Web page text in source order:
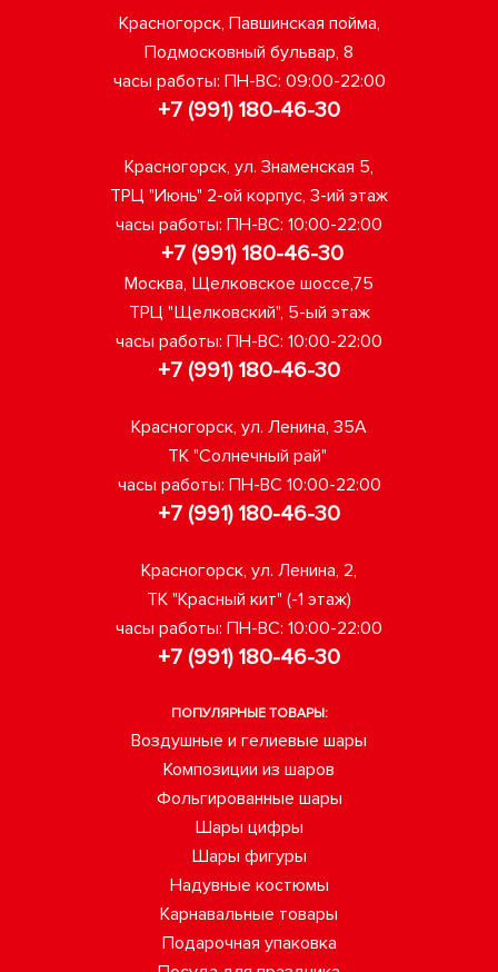
Красногорск, Павшинская пойма,
Подмосковный бульвар, 8
часы работы: ПН-ВС: 09:00-22:00
+7 (991) 180-46-30
Красногорск, ул. Знаменская 5,
ТРЦ "Июнь" 2-ой корпус, 3-ий этаж
часы работы: ПН-ВС: 10:00-22:00
+7 (991) 180-46-30
Москва, Щелковское шоссе,75
ТРЦ "Щелковский", 5-ый этаж
часы работы: ПН-ВС: 10:00-22:00
+7 (991) 180-46-30
Красногорск, ул. Ленина, 35А
ТК "Солнечный рай"
часы работы: ПН-ВС 10:00-22:00
+7 (991) 180-46-30
Красногорск, ул. Ленина, 2,
ТК "Красный кит" (-1 этаж)
часы работы: ПН-ВС: 10:00-22:00
+7 (991) 180-46-30
ПОПУЛЯРНЫЕ ТОВАРЫ:
Воздушные и гелиевые шары
Композиции из шаров
Фольгированные шары
Шары цифры
Шары фигуры
Надувные костюмы
Карнавальные товары
Подарочная упаковка